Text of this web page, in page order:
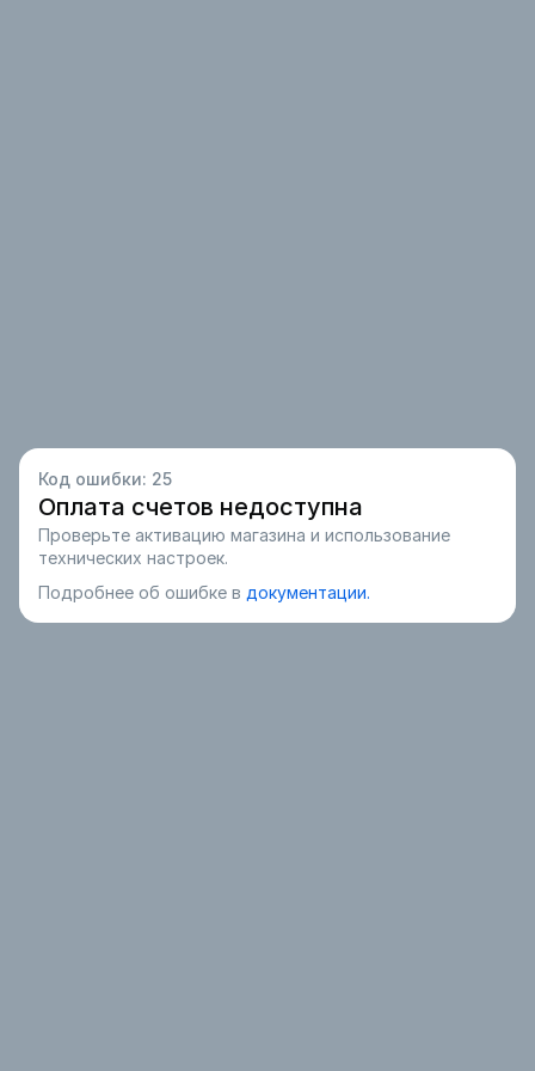
Код ошибки: 25
Оплата счетов недоступна
Проверьте активацию магазина и использование
технических настроек.
Подробнее об ошибке в документации.